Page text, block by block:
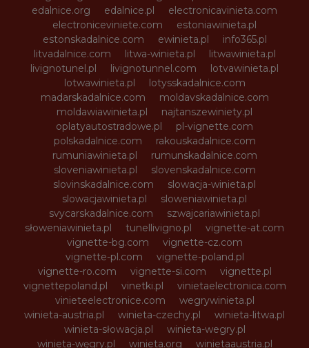
edalnice.org
edalnice.pl
electronicavinieta.com
electroniceviniete.com
estoniawinieta.pl
estonskadalnice.com
ewinieta.pl
info365.pl
litvadalnice.com
litwa-winieta.pl
litwawinieta.pl
livignotunel.pl
livignotunnel.com
lotvawinieta.pl
lotwawinieta.pl
lotysskadalnice.com
madarskadalnice.com
moldavskadalnice.com
moldawiawinieta.pl
najtanszewiniety.pl
oplatyautostradowe.pl
pl-vignette.com
polskadalnice.com
rakouskadalnice.com
rumuniawinieta.pl
rumunskadalnice.com
sloveniawinieta.pl
slovenskadalnice.com
slovinskadalnice.com
slowacja-winieta.pl
slowacjawinieta.pl
sloweniawinieta.pl
svycarskadalnice.com
szwajcariawinieta.pl
słoweniawinieta.pl
tunellivigno.pl
vignette-at.com
vignette-bg.com
vignette-cz.com
vignette-pl.com
vignette-poland.pl
vignette-ro.com
vignette-si.com
vignette.pl
vignettepoland.pl
vinetki.pl
vinietaelectronica.com
vinieteelectronice.com
wegrywinieta.pl
winieta-austria.pl
winieta-czechy.pl
winieta-litwa.pl
winieta-słowacja.pl
winieta-wegry.pl
winieta-węgry.pl
winieta.org winietaaustria.pl